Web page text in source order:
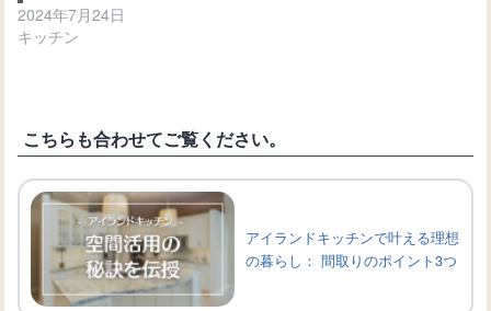
2024年7月24日
キッチン
こちらも合わせてご覧ください。
アイランドキッチンで叶える理想
の暮らし： 間取りのポイント3つ